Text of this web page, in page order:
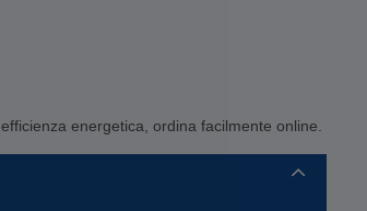
energetica, ordina facilmente online.